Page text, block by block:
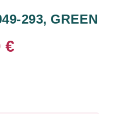
293, GREEN
€